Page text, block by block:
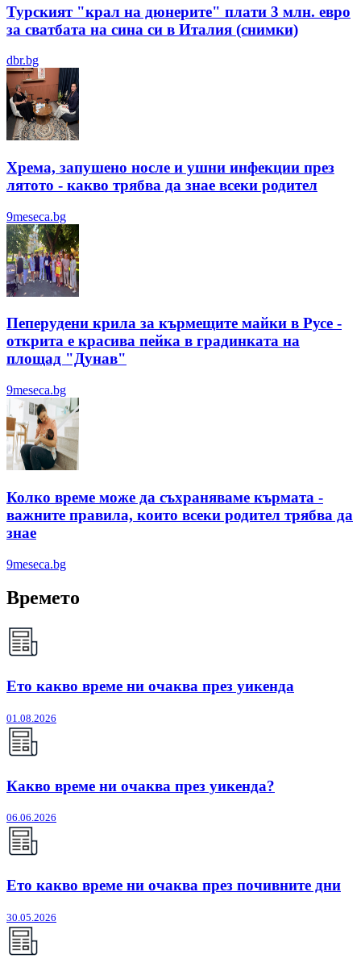
Турският "крал на дюнерите" плати 3 млн. евро
за сватбата на сина си в Италия (снимки)
dbr.bg
Хрема, запушено носле и ушни инфекции през
лятотo - какво трябва да знае всеки родител
9meseca.bg
Пеперудени крила за кърмещите майки в Русе -
открита е красива пейка в градинката на
площад "Дунав"
9meseca.bg
Колко време може да съхраняваме кърмата -
важните правила, които всеки родител трябва да
знае
9meseca.bg
Времето
Ето какво време ни очаква през уикенда
01.08.2026
Какво време ни очаква през уикенда?
06.06.2026
Ето какво време ни очаква през почивните дни
30.05.2026